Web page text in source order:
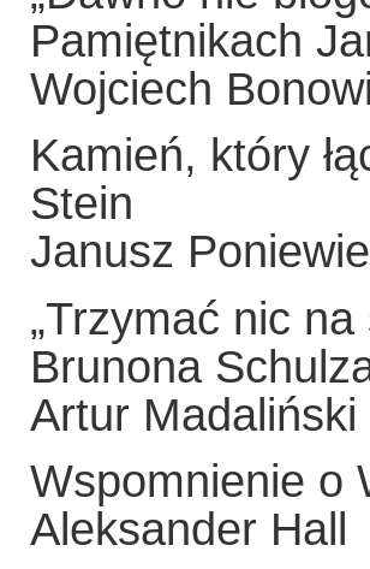
Pamiętnikach
Wojciech
Kamień, który
Stein
Janusz
„Trzymać nic
Brunona
Artur Madaliński
Wspomnienie o
Aleksander Hall